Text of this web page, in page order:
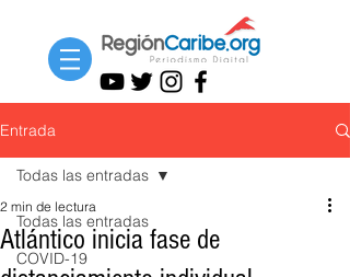
Entrada
Todas las entradas
COVID-19
Todas las entradas
Atlántico inicia fase de
2 min de lectura